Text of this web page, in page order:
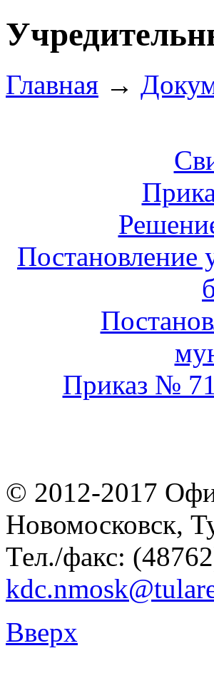
Главная →
Постановление
Приказ №
© 2012-2017
Новомосковск,
Тел./факс:
Вверх